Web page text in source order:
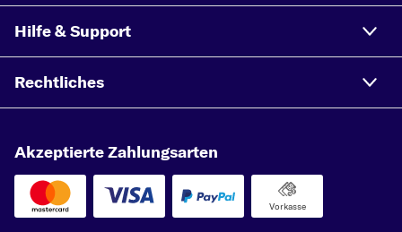
Hilfe & Support
Rechtliches
Akzeptierte Zahlungsarten
Vorkasse